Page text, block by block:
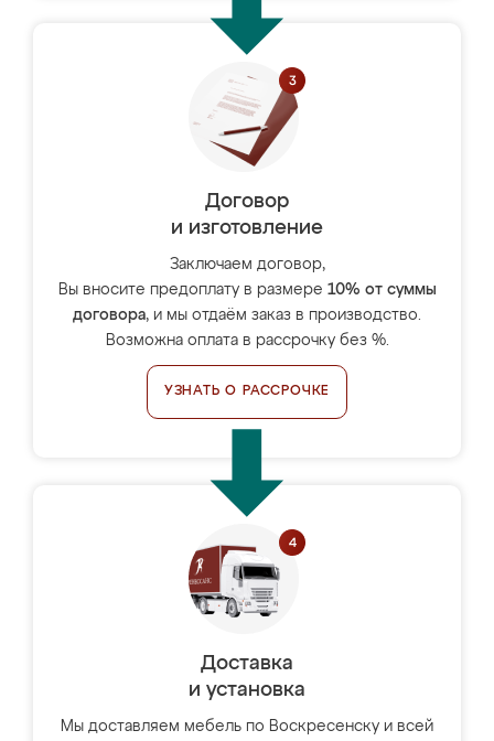
Договор
и изготовление
Заключаем договор,
Вы вносите предоплату в размере 10% от суммы
договора, и мы отдаём заказ в производство.
Возможна оплата в рассрочку без %.
УЗНАТЬ О РАССРОЧКЕ
Доставка
и установка
Мы доставляем мебель по Воскресенску и всей